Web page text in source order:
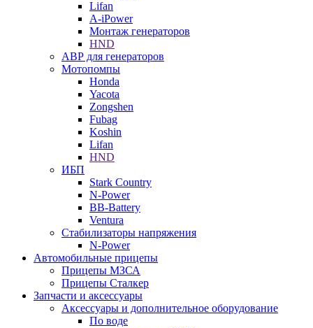
Lifan
A-iPower
Монтаж генераторов
HND
АВР для генераторов
Мотопомпы
Honda
Yacota
Zongshen
Fubag
Koshin
Lifan
HND
ИБП
Stark Country
N-Power
BB-Battery
Ventura
Стабилизаторы напряжения
N-Power
Автомобильные прицепы
Прицепы МЗСА
Прицепы Сталкер
Запчасти и аксессуары
Аксессуары и дополнительное оборудование
По воде